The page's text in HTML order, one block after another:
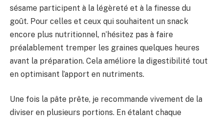
sésame participent à la légèreté et à la finesse du
goût. Pour celles et ceux qui souhaitent un snack
encore plus nutritionnel, n’hésitez pas à faire
préalablement tremper les graines quelques heures
avant la préparation. Cela améliore la digestibilité tout
en optimisant l’apport en nutriments.
Une fois la pâte prête, je recommande vivement de la
diviser en plusieurs portions. En étalant chaque